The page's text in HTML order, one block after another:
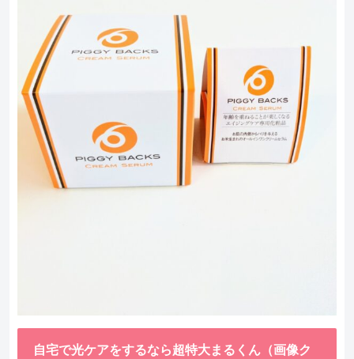
自宅で光ケアをするなら超特大まるくん（画像ク